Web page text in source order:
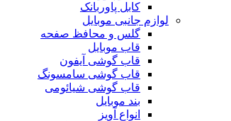
کابل پاوربانک
لوازم جانبی موبایل
گلس و محافظ صفحه
قاب موبایل
قاب گوشی آیفون
قاب گوشی سامسونگ
قاب گوشی شیائومی
بند موبایل
انواع آویز